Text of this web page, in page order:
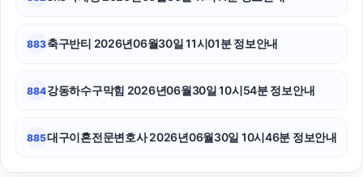
883축구반티 2026년06월30일 11시01분 정보안내
884강동하수구막힘 2026년06월30일 10시54분 정보안내
885대구이혼전문변호사 2026년06월30일 10시46분 정보안내